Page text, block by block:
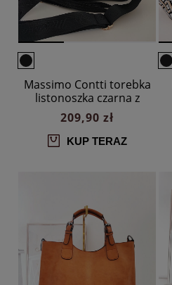
Massimo Contti torebka
listonoszka czarna z
klapką trzykomorowa
209,90 zł
KUP TERAZ